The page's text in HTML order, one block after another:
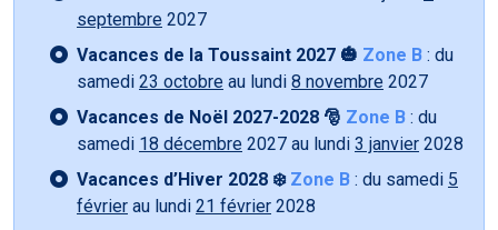
septembre 2027
Vacances de la Toussaint 2027 🎃 Zone B : du
samedi 23 octobre au lundi 8 novembre 2027
Vacances de Noël 2027-2028 🎅 Zone B : du
samedi 18 décembre 2027 au lundi 3 janvier 2028
Vacances d’Hiver 2028 ❄️ Zone B : du samedi 5
février au lundi 21 février 2028